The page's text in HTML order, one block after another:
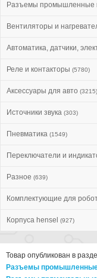
Разъемы промышленные
Вентиляторы и
Автоматика, датчики,
Реле и контакторы (5780)
Аксессуары для авто (3215)
Источники звука (303)
Пневматика (1549)
Переключатели и
Разное (639)
Комплектующие для
Корпуса hensel (927)
Товар опубликован в
Разъемы